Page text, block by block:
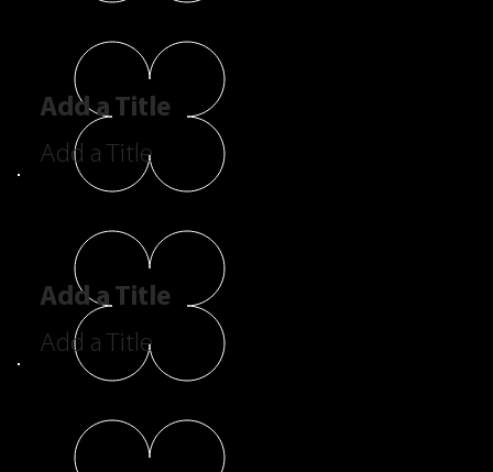
Add a Title
Add a Title
Add a Title
Add a Title